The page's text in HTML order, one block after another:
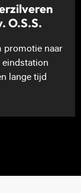
O.S.S.
promotie naar
eindstation
lange tijd